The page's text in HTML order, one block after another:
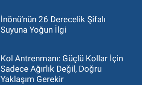
İnönü’nün 26 Derecelik Şifalı
Suyuna Yoğun İlgi
Kol Antrenmanı: Güçlü Kollar İçin
Sadece Ağırlık Değil, Doğru
Yaklaşım Gerekir